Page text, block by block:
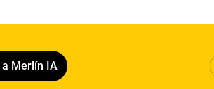
Merlín IA